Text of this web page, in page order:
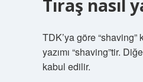
Tıraş nasıl
TDK’ya göre
yazımı “shaving”tir.
kabul edilir.